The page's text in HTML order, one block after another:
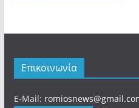
Επικοινωνία
E-Mail: